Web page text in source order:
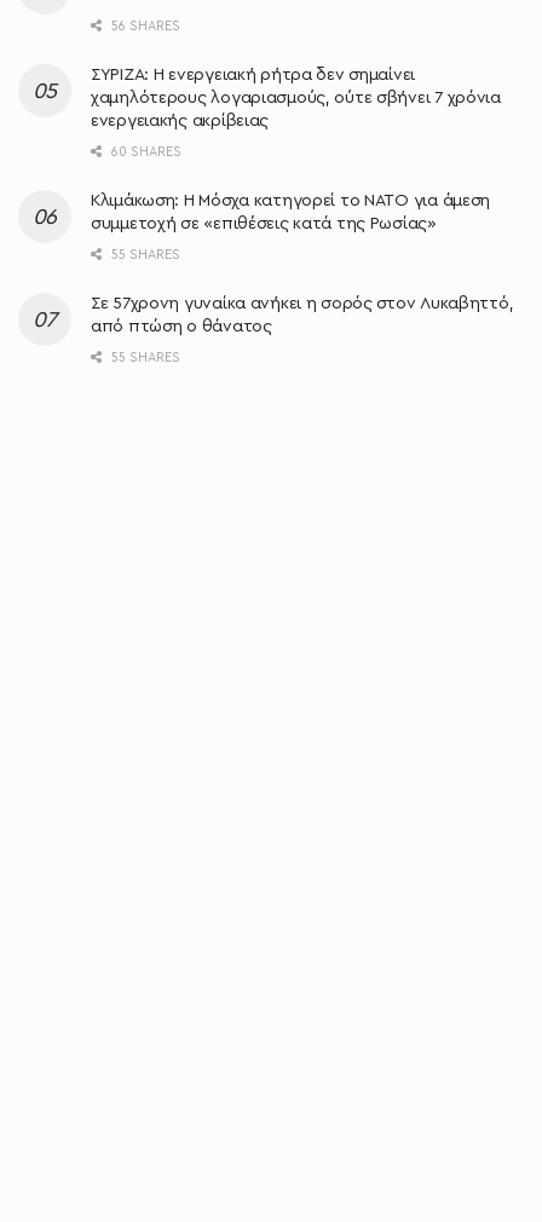
56 SHARES
ΣΥΡΙΖΑ: Η ενεργειακή ρήτρα δεν σημαίνει
χαμηλότερους λογαριασμούς, ούτε σβήνει 7 χρόνια
ενεργειακής ακρίβειας
60 SHARES
Κλιμάκωση: Η Μόσχα κατηγορεί το ΝΑΤΟ για άμεση
συμμετοχή σε «επιθέσεις κατά της Ρωσίας»
55 SHARES
Σε 57χρονη γυναίκα ανήκει η σορός στον Λυκαβηττό,
από πτώση ο θάνατος
55 SHARES